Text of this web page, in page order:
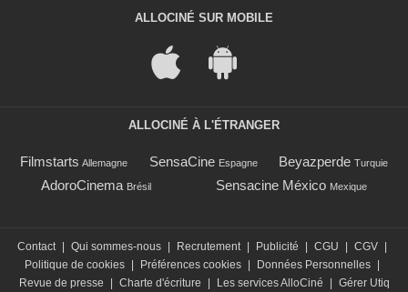
ALLOCINÉ SUR MOBILE
ALLOCINÉ À L'ÉTRANGER
Filmstarts Allemagne SensaCine Espagne Beyazperde Turquie
AdoroCinema Brésil Sensacine México Mexique
Contact Qui sommes-nous Recrutement Publicité CGU CGV
Politique de cookies
Préférences cookies Données Personnelles
Revue de presse
Charte d'écriture Les services AlloCiné Gérer Utiq